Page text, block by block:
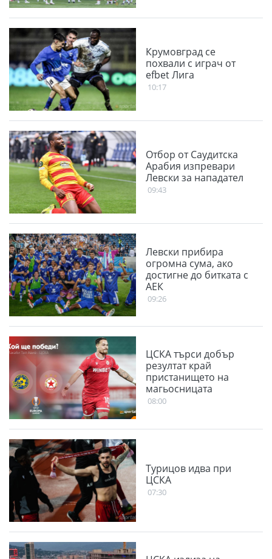
Крумовград се
похвали с играч от
efbet Лига
10:17
Отбор от Саудитска
Арабия изпревари
Левски за нападател
09:43
Левски прибира
огромна сума, ако
достигне до битката с
АЕК
09:26
ЦСКА търси добър
резултат край
пристанището на
магьосницата
08:00
Турицов идва при
ЦСКА
07:30